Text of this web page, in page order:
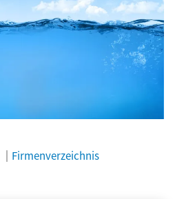
Firmenverzeichnis